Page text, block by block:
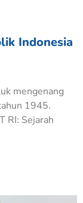
Indonesia
mengenang
1945.
RI: Sejarah